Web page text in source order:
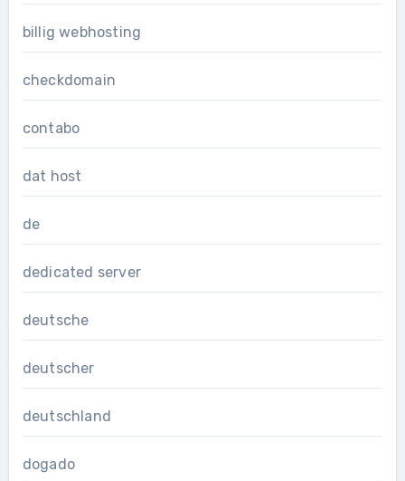
billig webhosting
checkdomain
contabo
dat host
de
dedicated server
deutsche
deutscher
deutschland
dogado